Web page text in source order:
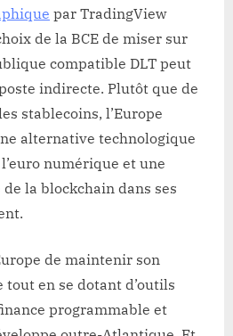
par TradingView
de la BCE de miser sur
compatible DLT peut
indirecte. Plutôt que de
stablecoins, l’Europe
alternative technologique
numérique et une
la blockchain dans ses
de maintenir son
en se dotant d’outils
programmable et